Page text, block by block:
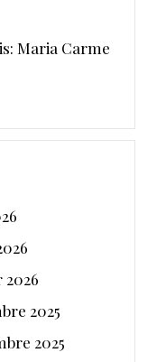
Maria Carme
2026
2025
2025